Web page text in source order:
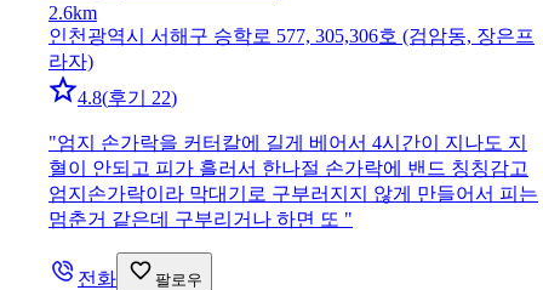
2.6km
인천광역시 서해구 승학로 577, 305,306호 (검암동, 장은프
라자)
4.8(후기 22)
"엄지 손가락을 커터칼에 길게 베어서 4시간이 지나도 지
혈이 안되고 피가 흘러서 한나절 손가락에 밴드 칭칭감고
엄지손가락이라 막대기로 구부러지지 않게 만들어서 피는
멈춘거 같은데 구부리거나 하면 또 "
전화 팔로우